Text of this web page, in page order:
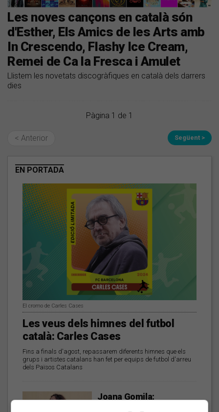
Les noves cançons en català són
d'Esther, Els Amics de les Arts amb
In Crescendo, Flashy Ice Cream,
Remei de Ca la Fresca i Amulet
Llistem les novetats discogràfiques en català dels darrers
dies
Pàgina 1 de 1
< Anterior Següent >
EN PORTADA
El cromo de Carles Cases
Les veus dels himnes del futbol
català: Carles Cases
Fins a finals d'agost, repassarem diferents himnes que els
grups i artistes catalans han fet per equips de futbol d'arreu
dels Països Catalans
Joana Gomila: